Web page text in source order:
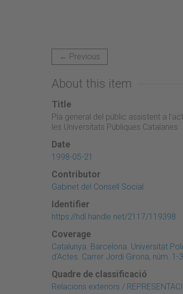
← Previous
About this item
Title
Pla general del públic assistent a
les Universitats Públiques Catalanes
Date
1998-05-21
Contributor
Gabinet del Consell Social
Identifier
https://hdl.handle.net/2117/119398
Coverage
Catalunya. Barcelona. Universitat
d'Actes. Carrer Jordi Girona, núm. 1-3
Quadre de classificació
Relacions exteriors /